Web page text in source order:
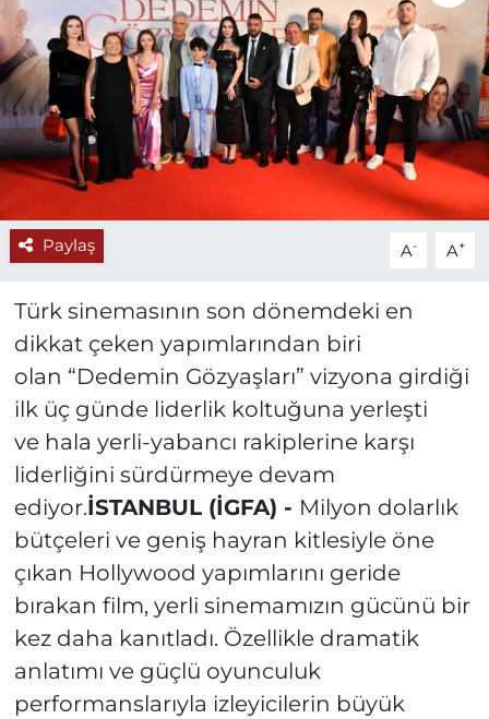
Paylaş A- A+
Türk sinemasının son dönemdeki en
dikkat çeken yapımlarından biri
olan “Dedemin Gözyaşları” vizyona girdiği
ilk üç günde liderlik koltuğuna yerleşti
ve hala yerli-yabancı rakiplerine karşı
liderliğini sürdürmeye devam
ediyor.İSTANBUL (İGFA) - Milyon dolarlık
bütçeleri ve geniş hayran kitlesiyle öne
çıkan Hollywood yapımlarını geride
bırakan film, yerli sinemamızın gücünü bir
kez daha kanıtladı. Özellikle dramatik
anlatımı ve güçlü oyunculuk
performanslarıyla izleyicilerin büyük